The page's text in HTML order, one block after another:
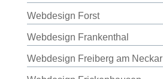
Webdesign Forst
Webdesign Frankenthal
Webdesign Freiberg am Neckar